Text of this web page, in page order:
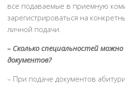
все подаваемые в приемную
зарегистрироваться на
личной подачи.
– Сколько специальностей
документов?
– При подаче документов